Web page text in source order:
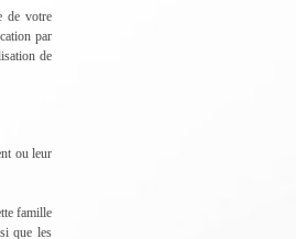
de votre
par
de
ou leur
famille
que les